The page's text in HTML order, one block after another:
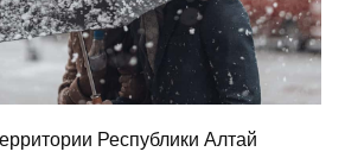
Республики Алтай